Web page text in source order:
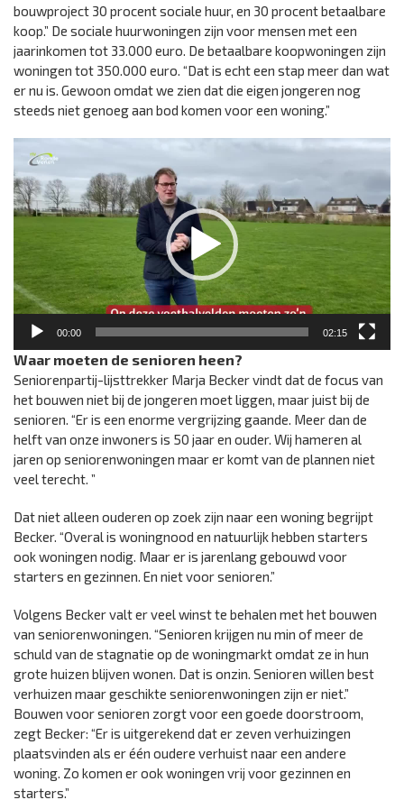
bouwproject 30 procent sociale huur, en 30 procent betaalbare
koop.” De sociale huurwoningen zijn voor mensen met een
jaarinkomen tot 33.000 euro. De betaalbare koopwoningen zijn
woningen tot 350.000 euro. “Dat is echt een stap meer dan wat
er nu is. Gewoon omdat we zien dat die eigen jongeren nog
steeds niet genoeg aan bod komen voor een woning.”
00:00 02:15
Waar moeten de senioren heen?
Seniorenpartij-lijsttrekker Marja Becker vindt dat de focus van
het bouwen niet bij de jongeren moet liggen, maar juist bij de
senioren. “Er is een enorme vergrijzing gaande. Meer dan de
helft van onze inwoners is 50 jaar en ouder. Wij hameren al
jaren op seniorenwoningen maar er komt van de plannen niet
veel terecht. ”
Dat niet alleen ouderen op zoek zijn naar een woning begrijpt
Becker. “Overal is woningnood en natuurlijk hebben starters
ook woningen nodig. Maar er is jarenlang gebouwd voor
starters en gezinnen. En niet voor senioren.”
Volgens Becker valt er veel winst te behalen met het bouwen
van seniorenwoningen. “Senioren krijgen nu min of meer de
schuld van de stagnatie op de woningmarkt omdat ze in hun
grote huizen blijven wonen. Dat is onzin. Senioren willen best
verhuizen maar geschikte seniorenwoningen zijn er niet.”
Bouwen voor senioren zorgt voor een goede doorstroom,
zegt Becker: “Er is uitgerekend dat er zeven verhuizingen
plaatsvinden als er één oudere verhuist naar een andere
woning. Zo komen er ook woningen vrij voor gezinnen en
starters.”